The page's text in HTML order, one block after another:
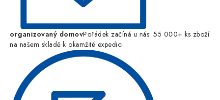
organizovaný domovPořádek začíná u nás: 55 000+ ks zboží
na našem skladě k okamžité expedici